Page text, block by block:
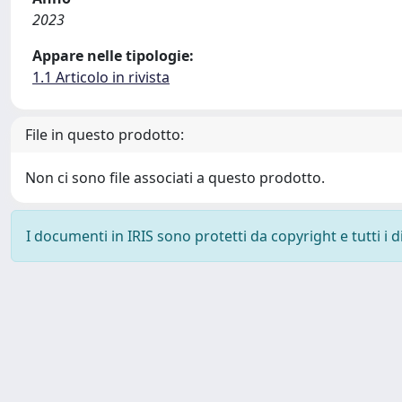
2023
Appare nelle tipologie:
1.1 Articolo in rivista
File in questo prodotto:
Non ci sono file associati a questo prodotto.
I documenti in IRIS sono protetti da copyright e tutti i